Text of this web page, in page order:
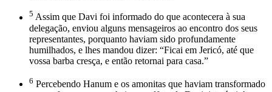
5 Assim que Davi foi informado do que acontecera à sua
delegação, enviou alguns mensageiros ao encontro dos seus
representantes, porquanto haviam sido profundamente
humilhados, e lhes mandou dizer: “Ficai em Jericó, até que
vossa barba cresça, e então retornai para casa.”
6 Percebendo Hanum e os amonitas que haviam transformado